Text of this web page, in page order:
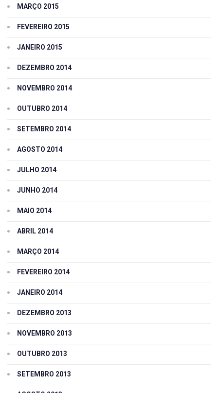
MARÇO 2015
FEVEREIRO 2015
JANEIRO 2015
DEZEMBRO 2014
NOVEMBRO 2014
OUTUBRO 2014
SETEMBRO 2014
AGOSTO 2014
JULHO 2014
JUNHO 2014
MAIO 2014
ABRIL 2014
MARÇO 2014
FEVEREIRO 2014
JANEIRO 2014
DEZEMBRO 2013
NOVEMBRO 2013
OUTUBRO 2013
SETEMBRO 2013